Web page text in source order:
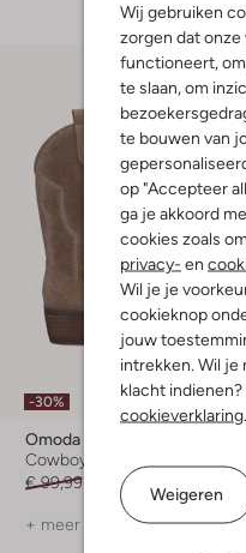
Wij gebruiken
zorgen dat
functioneert,
te slaan, om
te bouwen van
op "Accepteer
ga je akkoord
cookies zoals
privacy- en
Wil je je
cookieknop
jouw
intrekken. Wil je
klacht indienen?
cookieverklaring
Weigeren
-30%
Omoda
Cowboylaarzen
€ 99,99
€ 69,99
+ meer kleuren